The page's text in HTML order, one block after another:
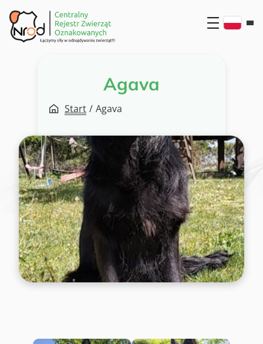
Przejdź
do
treści
Agava
Start / Agava